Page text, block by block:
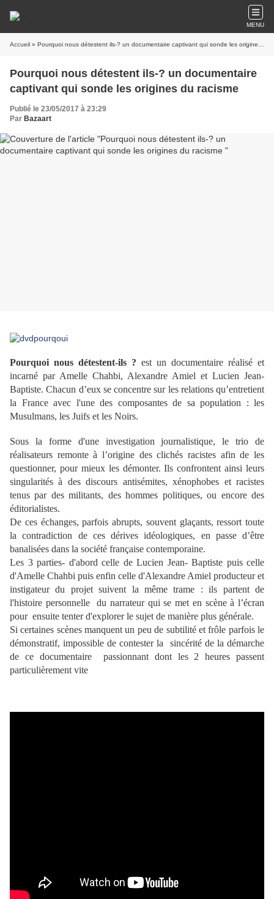
MENU
Accueil » Pourquoi nous détestent ils-? un documentaire captivant qui sonde les origines du racisme
Pourquoi nous détestent ils-? un documentaire
captivant qui sonde les origines du racisme
Publié le 23/05/2017 à 23:29
Par Bazaart
Pourquoi nous détestent-ils ? est un documentaire réalisé et
incarné par Amelle Chahbi, Alexandre Amiel et Lucien Jean-
Baptiste. Chacun d’eux se concentre sur les relations qu’entretient
la France avec l'une des composantes de sa population : les
Musulmans, les Juifs et les Noirs.
Sous la forme d'une investigation journalistique, le trio de
réalisateurs remonte à l’origine des clichés racistes afin de les
questionner, pour mieux les démonter. Ils confrontent ainsi leurs
singularités à des discours antisémites, xénophobes et racistes
tenus par des militants, des hommes politiques, ou encore des
éditorialistes.
De ces échanges, parfois abrupts, souvent glaçants, ressort toute
la contradiction de ces dérives idéologiques, en passe d’être
banalisées dans la société française contemporaine.
Les 3 parties- d'abord celle de Lucien Jean- Baptiste puis celle
d'Amelle Chahbi puis enfin celle d'Alexandre Amiel producteur et
instigateur du projet suivent la même trame : ils partent de
l'histoire personnelle du narrateur qui se met en scène à l’écran
pour ensuite tenter d'explorer le sujet de manière plus générale.
Si certaines scènes manquent un peu de subtilité et frôle parfois le
démonstratif, impossible de contester la sincérité de la démarche
de ce documentaire passionnant dont les 2 heures passent
particulièrement vite